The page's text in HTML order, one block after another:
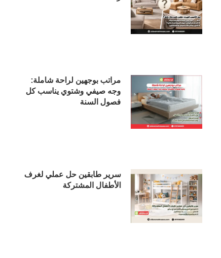
مراتب بوجهين لراحة شاملة:
وجه صيفي وشتوي يناسب كل
فصول السنة
سرير طابقين حل عملي لغرف
الأطفال المشتركة